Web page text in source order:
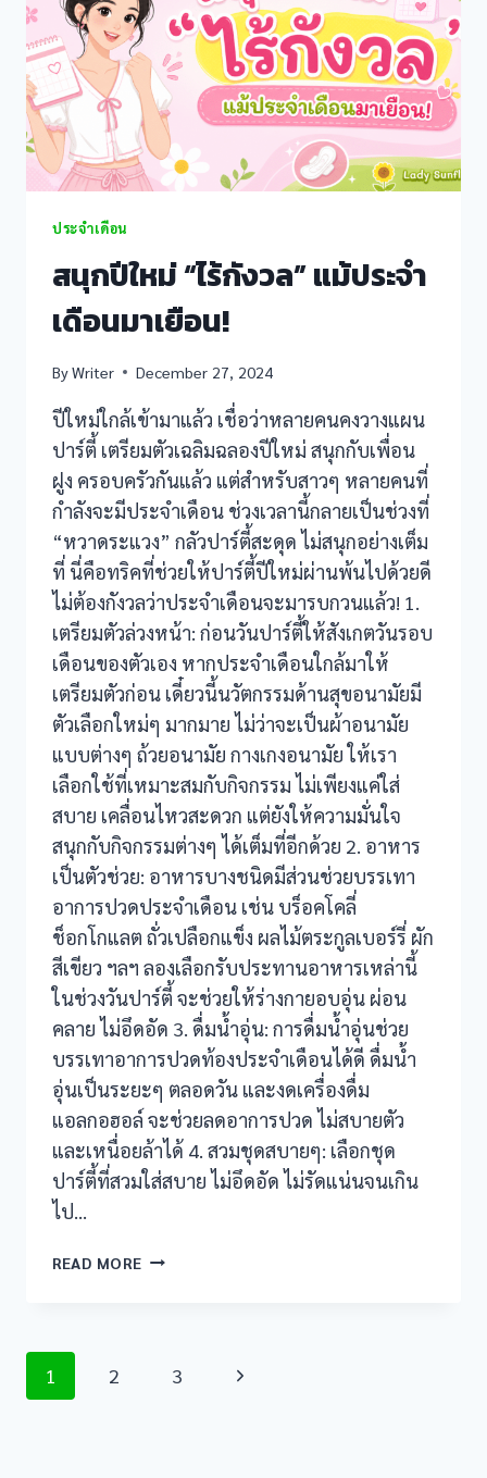
ใส่ใจ
ประจำเดือน
สนุกปีใหม่ “ไร้กังวล” แม้ประจำ
เดือนมาเยือน!
ByWriter December 27, 2024
ปีใหม่ใกล้เข้ามาแล้ว เชื่อว่าหลายคนคงวางแผน
ปาร์ตี้ เตรียมตัวเฉลิมฉลองปีใหม่ สนุกกับเพื่อน
ฝูง ครอบครัวกันแล้ว แต่สำหรับสาวๆ หลายคนที่
กำลังจะมีประจำเดือน ช่วงเวลานี้กลายเป็นช่วงที่
“หวาดระแวง” กลัวปาร์ตี้สะดุด ไม่สนุกอย่างเต็ม
ที่ นี่คือทริคที่ช่วยให้ปาร์ตี้ปีใหม่ผ่านพ้นไปด้วยดี
ไม่ต้องกังวลว่าประจำเดือนจะมารบกวนแล้ว! 1.
เตรียมตัวล่วงหน้า: ก่อนวันปาร์ตี้ให้สังเกตวันรอบ
เดือนของตัวเอง หากประจำเดือนใกล้มาให้
เตรียมตัวก่อน เดี๋ยวนี้นวัตกรรมด้านสุขอนามัยมี
ตัวเลือกใหม่ๆ มากมาย ไม่ว่าจะเป็นผ้าอนามัย
แบบต่างๆ ถ้วยอนามัย กางเกงอนามัย ให้เรา
เลือกใช้ที่เหมาะสมกับกิจกรรม ไม่เพียงแค่ใส่
สบาย เคลื่อนไหวสะดวก แต่ยังให้ความมั่นใจ
สนุกกับกิจกรรมต่างๆ ได้เต็มที่อีกด้วย 2. อาหาร
เป็นตัวช่วย: อาหารบางชนิดมีส่วนช่วยบรรเทา
อาการปวดประจำเดือน เช่น บร็อคโคลี่
ช็อกโกแลต ถั่วเปลือกแข็ง ผลไม้ตระกูลเบอร์รี่ ผัก
สีเขียว ฯลฯ ลองเลือกรับประทานอาหารเหล่านี้
ในช่วงวันปาร์ตี้ จะช่วยให้ร่างกายอบอุ่น ผ่อน
คลาย ไม่อึดอัด 3. ดื่มน้ำอุ่น: การดื่มน้ำอุ่นช่วย
บรรเทาอาการปวดท้องประจำเดือนได้ดี ดื่มน้ำ
อุ่นเป็นระยะๆ ตลอดวัน และงดเครื่องดื่ม
แอลกอฮอล์ จะช่วยลดอาการปวด ไม่สบายตัว
และเหนื่อยล้าได้ 4. สวมชุดสบายๆ: เลือกชุด
ปาร์ตี้ที่สวมใส่สบาย ไม่อึดอัด ไม่รัดแน่นจนเกิน
ไป…
READ MOREสนุก
Page
1 2 3
Next